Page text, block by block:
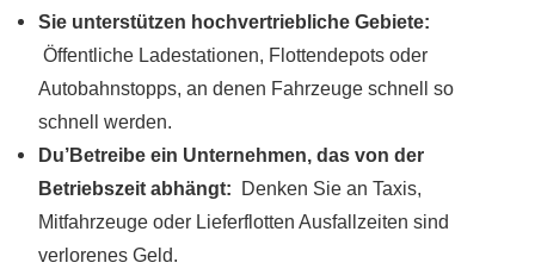
Sie unterstützen hochvertriebliche Gebiete:
Öffentliche Ladestationen, Flottendepots oder
Autobahnstopps, an denen Fahrzeuge schnell so
schnell werden.
Du’Betreibe ein Unternehmen, das von der
Betriebszeit abhängt:
Denken Sie an Taxis,
Mitfahrzeuge oder Lieferflotten Ausfallzeiten sind
verlorenes Geld.